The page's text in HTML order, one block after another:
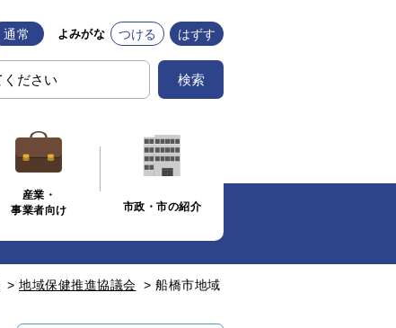
通常 よみがな つける はずす
検索
産業・
事業者向け
市政・市の紹介
> 地域保健推進協議会 > 船橋市地域